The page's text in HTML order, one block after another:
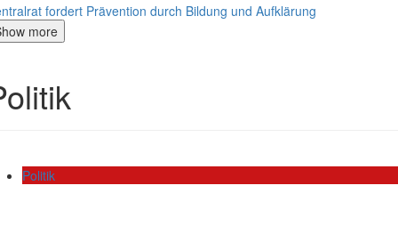
fordert Prävention durch Bildung und Aufklärung
more
Politik